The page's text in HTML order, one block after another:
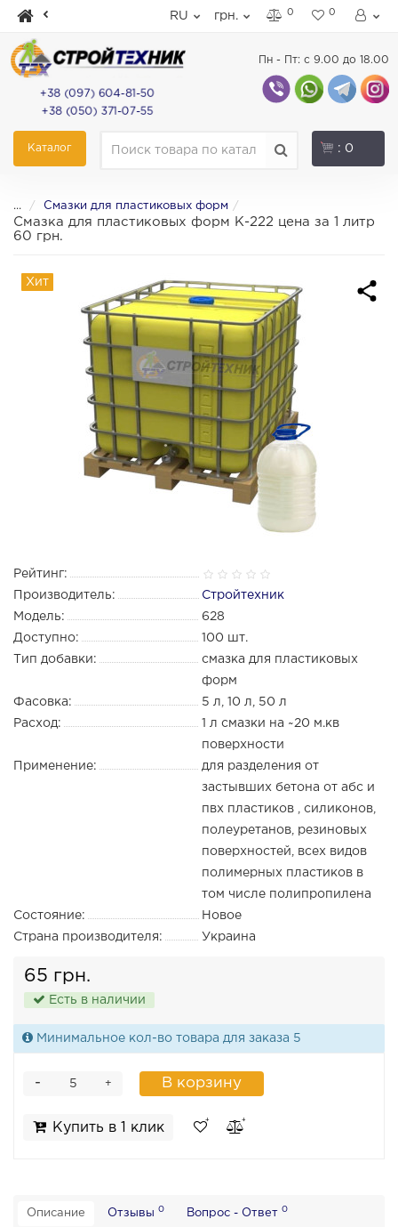
RU грн. 0 0
+38 (097) 604-81-50
+38 (050) 371-07-55
Пн - Пт: с 9.00 до 18.00
Каталог : 0
... Смазки для пластиковых форм
Смазка для пластиковых форм К-222 цена за 1 литр
60 грн.
Хит
Рейтинг:
Производитель:
Стройтехник
Модель:
628
Доступно:
100 шт.
Тип добавки:
смазка для пластиковых
форм
Фасовка:
5 л, 10 л, 50 л
Расход:
1 л смазки на ~20 м.кв
поверхности
Применение:
для разделения от
застывших бетона от абс и
пвх пластиков , силиконов,
полеуретанов, резиновых
поверхностей, всех видов
полимерных пластиков в
том числе полипропилена
Состояние:
Новое
Страна производителя:
Украина
65 грн.
Есть в наличии
Минимальное кол-во товара для заказа 5
+
- В корзину
Купить в 1 клик
Описание Отзывы 0 Вопрос - Ответ 0